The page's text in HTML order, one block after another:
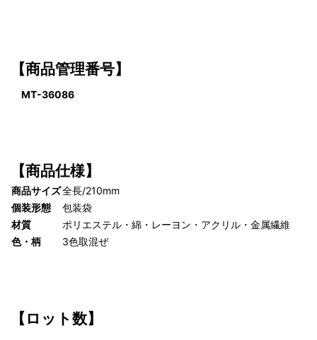
【商品管理番号】
MT-36086
【商品仕様】
商品サイズ全長/210mm
個装形態
包装袋
材質
ポリエステル・綿・レーヨン・アクリル・金属繊維
色・柄
3色取混ぜ
【 ロット数】